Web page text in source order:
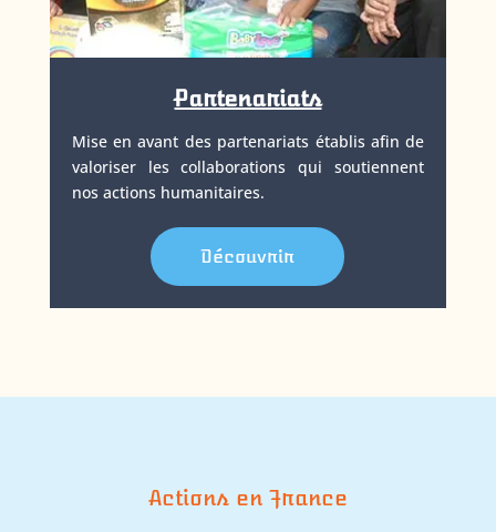
Partenariats
Mise en avant des partenariats établis afin de
valoriser les collaborations qui soutiennent
nos actions humanitaires.
Découvrir
Actions en France